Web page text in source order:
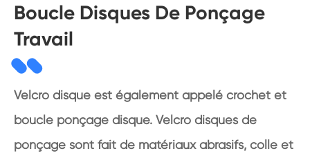
Boucle Disques De Ponçage
Travail
Velcro disque est également appelé crochet et
boucle ponçage disque. Velcro disques de
ponçage sont fait de matériaux abrasifs, colle et